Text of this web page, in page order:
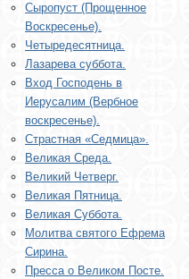
Сыропуст (Прощенное
Воскресенье).
Четыредесятница.
Лазарева суббота.
Вход Господень в
Иерусалим (Вербное
воскресенье).
Страстная «Седмица».
Великая Среда.
Великий Четверг.
Великая Пятница.
Великая Суббота.
Молитва святого Ефрема
Сирина.
Пресса о Великом Посте.